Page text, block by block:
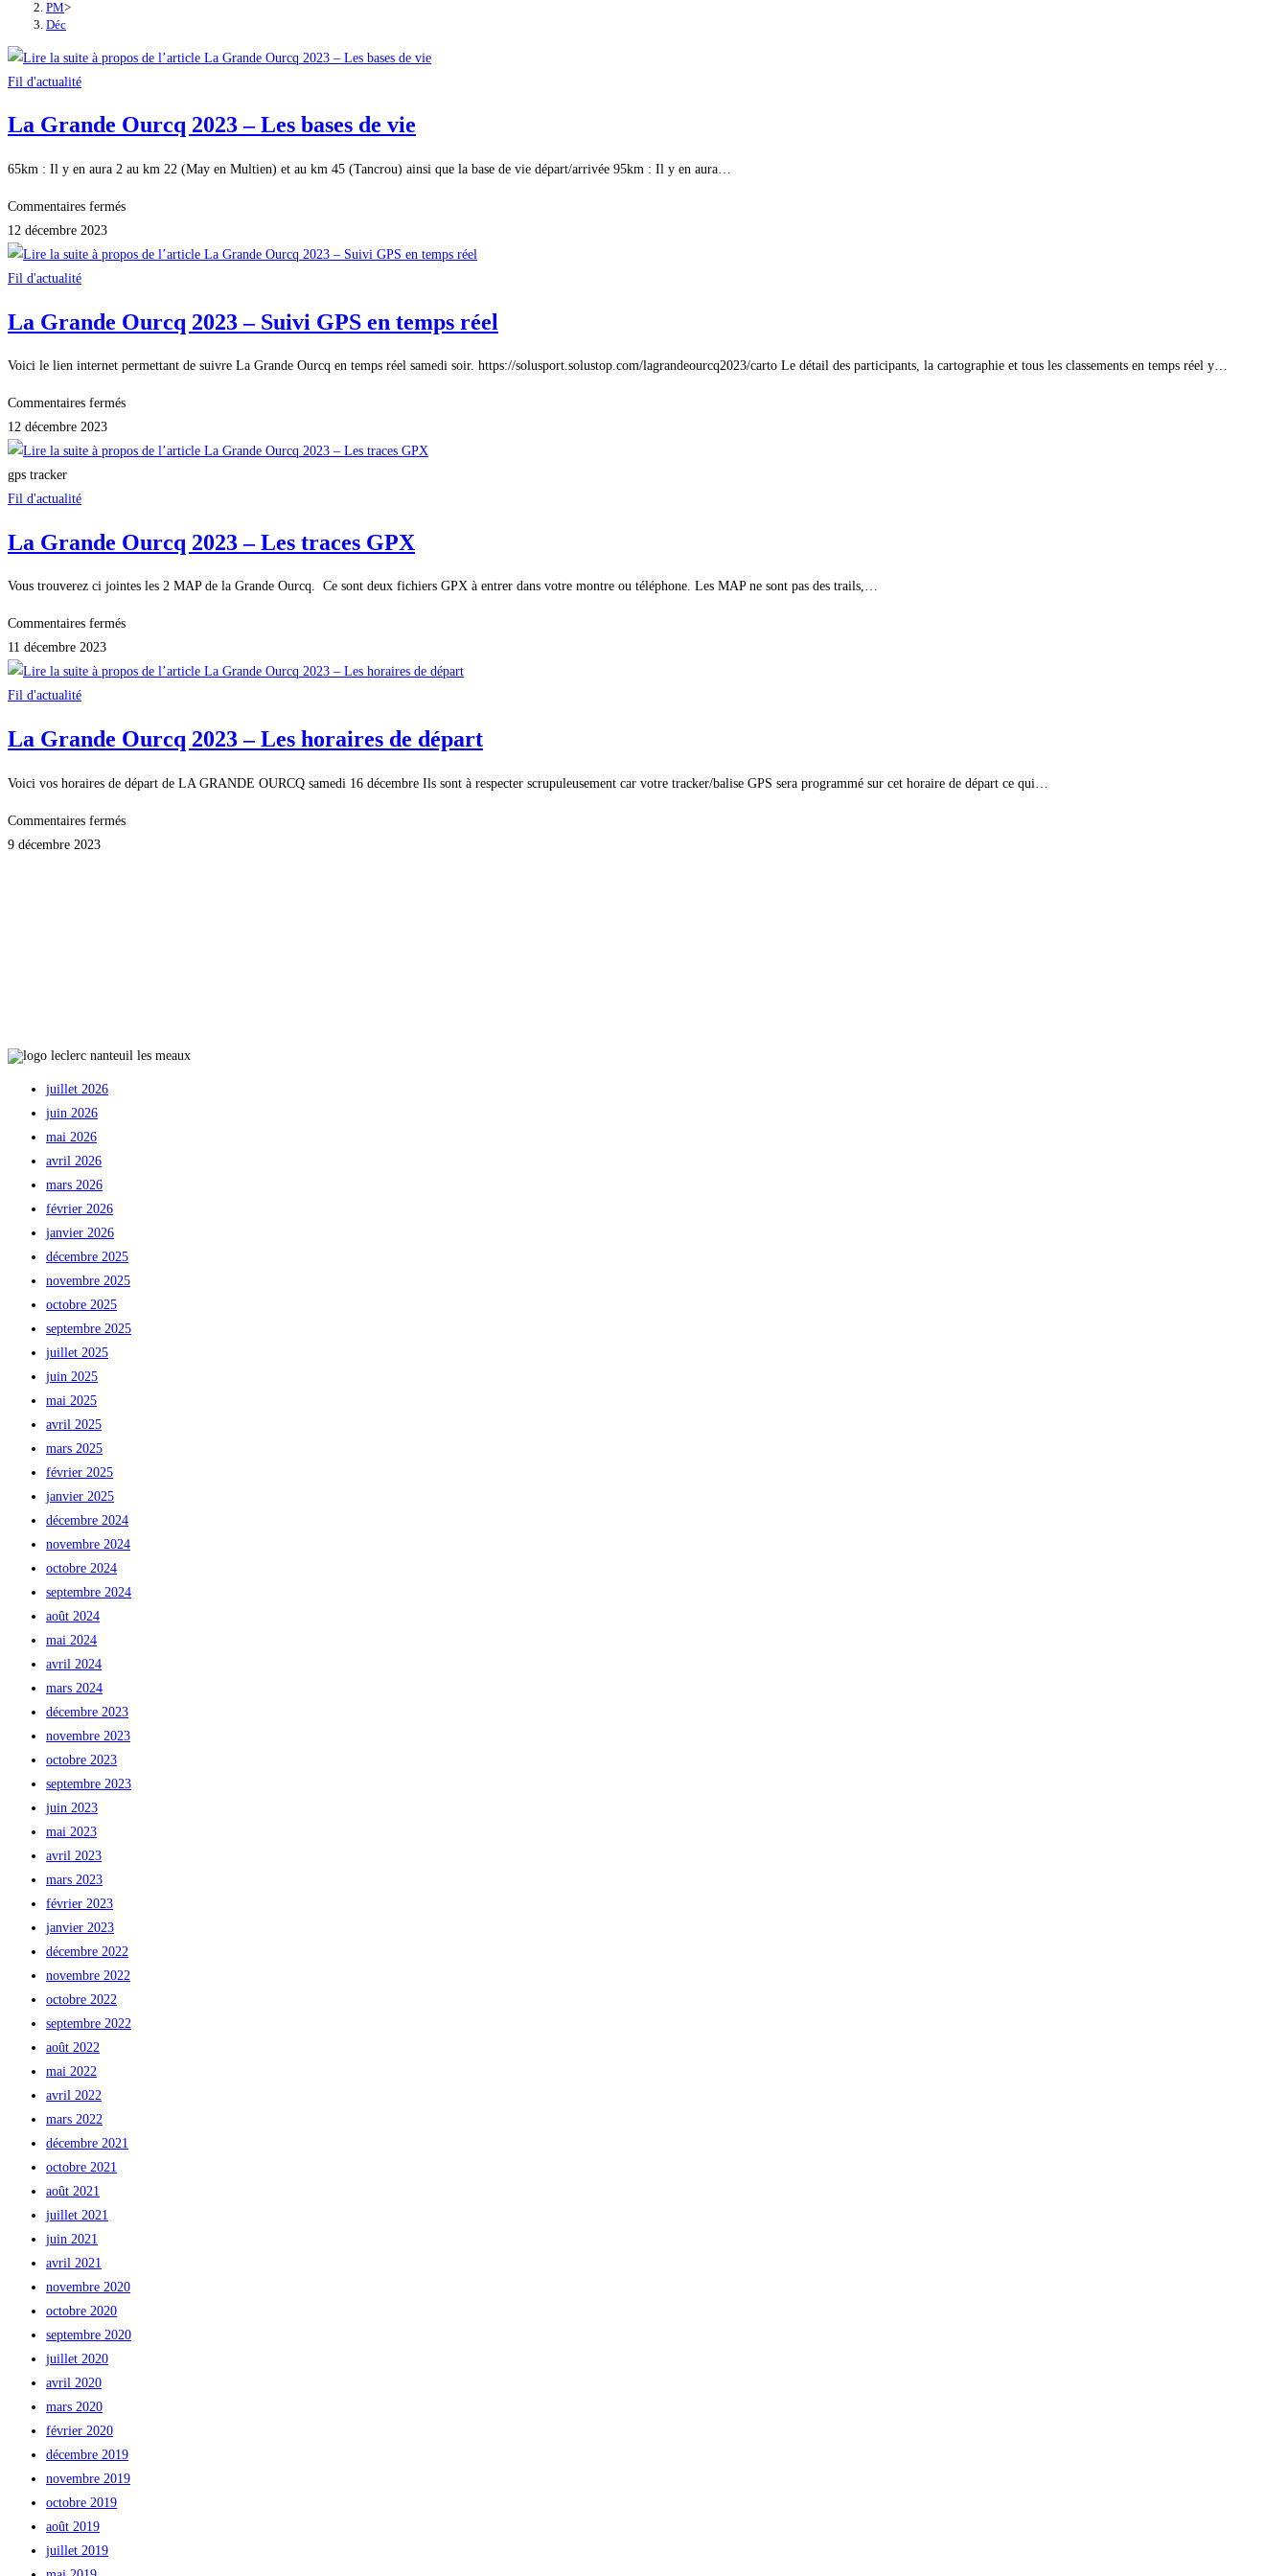
PM>
Déc
Fil d'actualité
La Grande Ourcq 2023 – Les bases de vie
65km : Il y en aura 2 au km 22 (May en Multien) et au km 45 (Tancrou) ainsi que la base de vie départ/arrivée 95km : Il y en aura…
Commentaires ferméssur
Grande
–
bases
de
12 décembre 2023
Fil d'actualité
La Grande Ourcq 2023 – Suivi GPS en temps réel
Voici le lien internet permettant de suivre La Grande Ourcq en temps réel samedi soir. https://solusport.solustop.com/lagrandeourcq2023/carto Le détail des participants, la cartographie et tous les classements en temps réel y…
Commentaires ferméssur
Grande
Suivi
en
temps
12 décembre 2023
gps tracker
Fil d'actualité
La Grande Ourcq 2023 – Les traces GPX
Vous trouverez ci jointes les 2 MAP de la Grande Ourcq. Ce sont deux fichiers GPX à entrer dans votre montre ou téléphone. Les MAP ne sont pas des trails,…
Commentaires ferméssur
Grande
–
traces
11 décembre 2023
Fil d'actualité
La Grande Ourcq 2023 – Les horaires de départ
Voici vos horaires de départ de LA GRANDE OURCQ samedi 16 décembre Ils sont à respecter scrupuleusement car votre tracker/balise GPS sera programmé sur cet horaire de départ ce qui…
Commentaires ferméssur
9 décembre 2023
juillet 2026
juin 2026
mai 2026
avril 2026
mars 2026
février 2026
janvier 2026
décembre 2025
novembre 2025
octobre 2025
septembre 2025
juillet 2025
juin 2025
mai 2025
avril 2025
mars 2025
février 2025
janvier 2025
décembre 2024
novembre 2024
octobre 2024
septembre 2024
août 2024
mai 2024
avril 2024
mars 2024
décembre 2023
novembre 2023
octobre 2023
septembre 2023
juin 2023
mai 2023
avril 2023
mars 2023
février 2023
janvier 2023
décembre 2022
novembre 2022
octobre 2022
septembre 2022
août 2022
mai 2022
avril 2022
mars 2022
décembre 2021
octobre 2021
août 2021
juillet 2021
juin 2021
avril 2021
novembre 2020
octobre 2020
septembre 2020
juillet 2020
avril 2020
mars 2020
février 2020
décembre 2019
novembre 2019
octobre 2019
août 2019
juillet 2019